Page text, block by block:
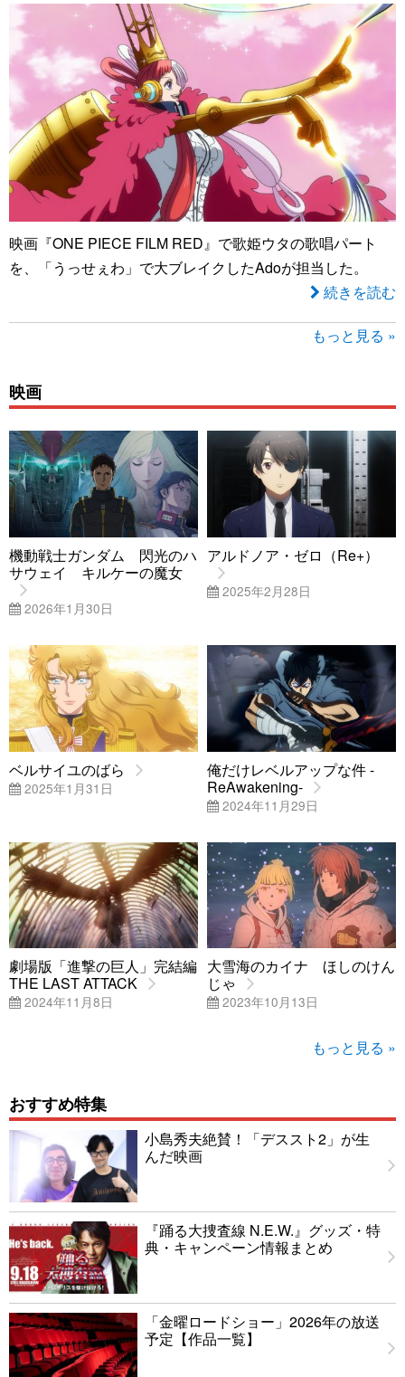
映画『ONE PIECE FILM RED』で歌姫ウタの歌唱パート
を、「うっせぇわ」で大ブレイクしたAdoが担当した。
続きを読む
もっと見る »
映画
機動戦士ガンダム 閃光のハ
サウェイ キルケーの魔女
2026年1月30日
アルドノア・ゼロ（Re+）
2025年2月28日
ベルサイユのばら
2025年1月31日
俺だけレベルアップな件 -
ReAwakening-
2024年11月29日
劇場版「進撃の巨人」完結編
THE LAST ATTACK
2024年11月8日
大雪海のカイナ ほしのけん
じゃ
2023年10月13日
もっと見る »
おすすめ特集
小島秀夫絶賛！「デススト2」が生
んだ映画
『踊る大捜査線 N.E.W.』グッズ・特
典・キャンペーン情報まとめ
「金曜ロードショー」2026年の放送
予定【作品一覧】